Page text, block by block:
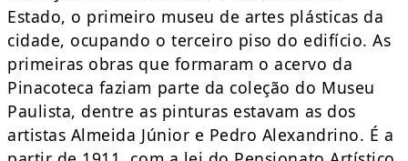
Estado, o primeiro museu de artes plásticas da
cidade, ocupando o terceiro piso do edifício. As
primeiras obras que formaram o acervo da
Pinacoteca faziam parte da coleção do Museu
Paulista, dentre as pinturas estavam as dos
artistas Almeida Júnior e Pedro Alexandrino. É a